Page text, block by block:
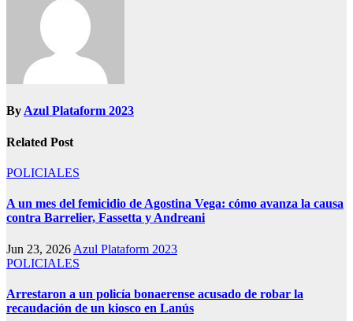
ByAzul Plataform 2023
Related Post
POLICIALES
A un mes del femicidio de Agostina Vega: cómo avanza la causa
contra Barrelier, Fassetta y Andreani
Jun 23, 2026 Azul Plataform 2023
POLICIALES
Arrestaron a un policía bonaerense acusado de robar la
recaudación de un kiosco en Lanús